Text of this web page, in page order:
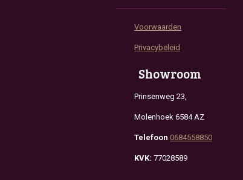
Voorwaarden
Privacybeleid
Showroom
Prinsenweg 23,
Molenhoek 6584 AZ
Telefoon 0684558850
KVK: 77028589